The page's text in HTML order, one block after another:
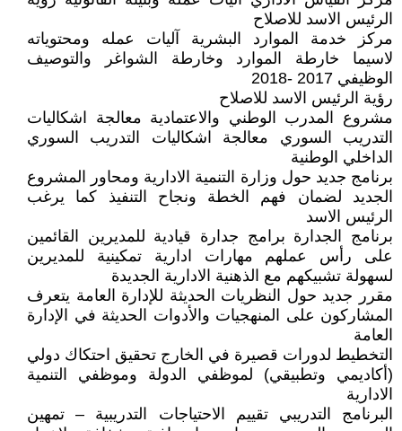
الرئيس الاسد للاصلاح
مركز خدمة الموارد البشرية آليات عمله ومحتوياته
لاسيما خارطة الموارد وخارطة الشواغر والتوصيف
الوظيفي 2017 -2018
رؤية الرئيس الاسد للاصلاح
مشروع المدرب الوطني والاعتمادية معالجة اشكاليات
التدريب السوري معالجة اشكاليات التدريب السوري
الداخلي الوطنية
برنامج جديد حول وزارة التنمية الادارية ومحاور المشروع
الجديد لضمان فهم الخطة ونجاح التنفيذ كما يرغب
الرئيس الاسد
برنامج الجدارة برامج جدارة قيادية للمديرين القائمين
على رأس عملهم مهارات ادارية تمكينية للمديرين
لسهولة تشبيكهم مع الذهنية الادارية الجديدة
مقرر جديد حول النظريات الحديثة للإدارة العامة يتعرف
المشاركون على المنهجيات والأدوات الحديثة في الإدارة
العامة
التخطيط لدورات قصيرة في الخارج تحقيق احتكاك دولي
(أكاديمي وتطبيقي) لموظفي الدولة وموظفي التنمية
الادارية
البرنامج التدريبي تقييم الاحتياجات التدريبية – تمهين